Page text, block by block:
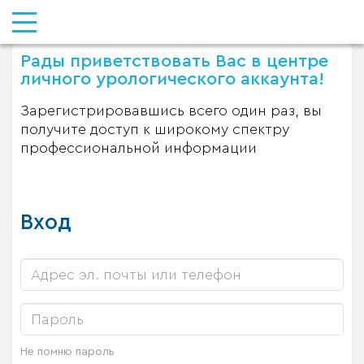
Рады приветствовать Вас в центре
личного урологического аккаунта!
Зарегистрировавшись всего один раз, вы
получите доступ к широкому спектру
профессиональной информации
Вход
Не помню пароль